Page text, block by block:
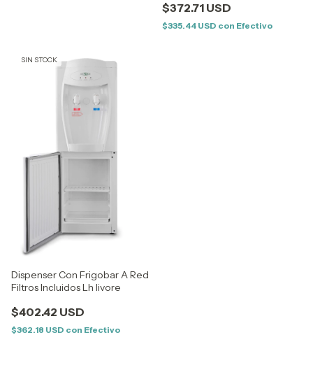
$372.71 USD
$335.44 USD con Efectivo
SIN STOCK
Dispenser Con Frigobar A Red
Filtros Incluidos Lh livore
$402.42 USD
$362.18 USD con Efectivo